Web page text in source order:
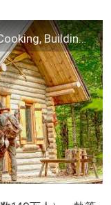
Rare Rattlesnake, Duck Hunting & Cooking, Building an Off Grid Root Cellar, Wild Mushrooms